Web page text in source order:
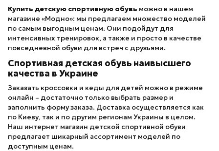
Купить детскую спортивную обувь можно в нашем
магазине «Модно»: мы предлагаем множество моделей
по самым выгодным ценам. Они подойдут для
интенсивных тренировок, а также и просто в качестве
повседневной обуви для встреч с друзьями.
Спортивная детская обувь наивысшего
качества в Украине
Заказать кроссовки и кеды для детей можно в режиме
онлайн – достаточно только выбрать размер и
заполнить форму заказа. Доставка осуществляется как
по Киеву, так и по другим регионам Украины в целом.
Наш интернет магазин детской спортивной обуви
предлагает шикарный ассортимент моделей по
доступным ценам.